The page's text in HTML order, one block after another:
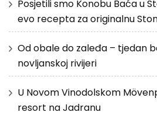
Posjetili smo Konobu Baća u
evo recepta za originalnu
Od obale do zaleđa – tjedan
novljanskoj rivijeri
U Novom Vinodolskom
resort na Jadranu